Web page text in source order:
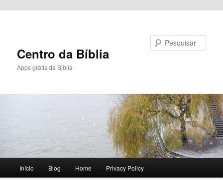
Centro da Bíblia
Apps grátis da Biblia
principal
Início Blog Home Privacy Policy